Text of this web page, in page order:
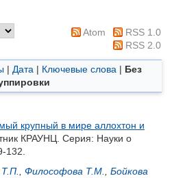
Atom
RSS 1.0
RSS 2.0
| Дата | Ключевые слова | Без
крупный в мире аллохтон и
КРАУНЦ. Серия: Науки о
Философова Т.М.
Бойкова